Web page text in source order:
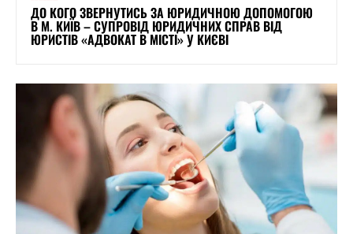
ДО КОГО ЗВЕРНУТИСЬ ЗА ЮРИДИЧНОЮ ДОПОМОГОЮ
В М. КИЇВ – СУПРОВІД ЮРИДИЧНИХ СПРАВ ВІД
ЮРИСТІВ «АДВОКАТ В МІСТІ» У КИЄВІ